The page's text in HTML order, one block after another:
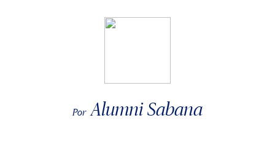
Por Alumni Sabana